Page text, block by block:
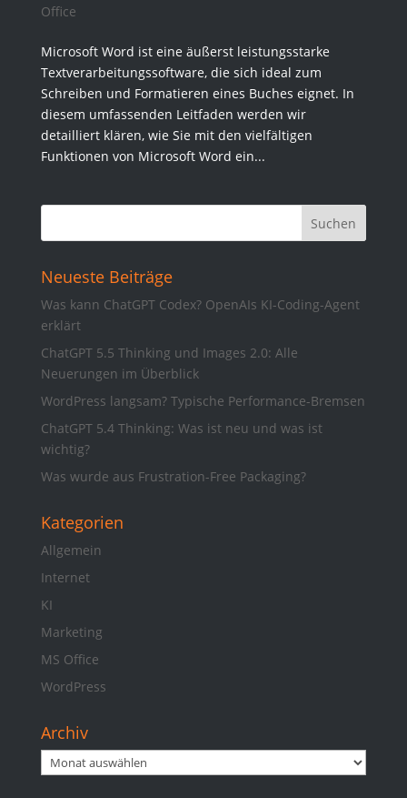
Office
Microsoft Word ist eine äußerst leistungsstarke
Textverarbeitungssoftware, die sich ideal zum
Schreiben und Formatieren eines Buches eignet. In
diesem umfassenden Leitfaden werden wir
detailliert klären, wie Sie mit den vielfältigen
Funktionen von Microsoft Word ein...
Neueste Beiträge
Was kann ChatGPT Codex? OpenAIs KI-Coding-Agent
erklärt
ChatGPT 5.5 Thinking und Images 2.0: Alle
Neuerungen im Überblick
WordPress langsam? Typische Performance-Bremsen
ChatGPT 5.4 Thinking: Was ist neu und was ist
wichtig?
Was wurde aus Frustration-Free Packaging?
Kategorien
Allgemein
Internet
KI
Marketing
MS Office
WordPress
Archiv
Archiv